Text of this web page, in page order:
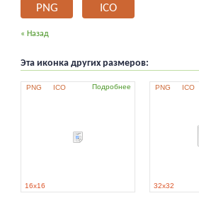
PNG ICO
« Назад
Эта иконка других размеров:
PNG ICO Подробнее
16x16
PNG ICO
32x32